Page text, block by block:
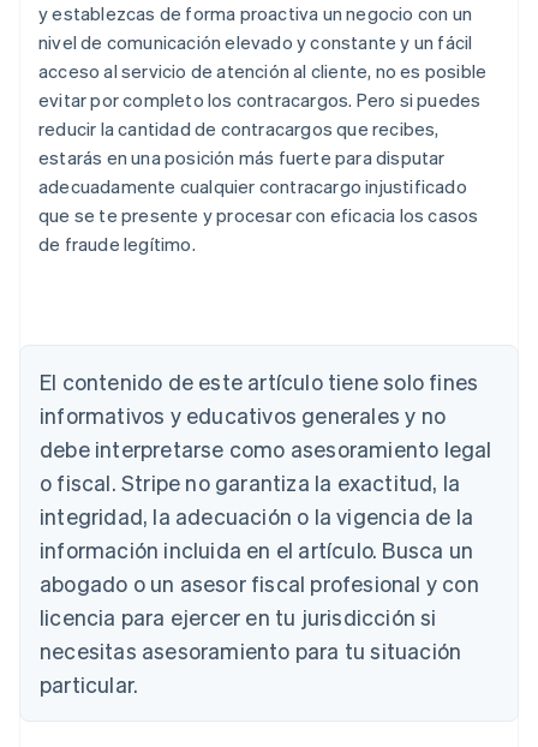
y establezcas de forma proactiva un negocio con un
nivel de comunicación elevado y constante y un fácil
acceso al servicio de atención al cliente, no es posible
evitar por completo los contracargos. Pero si puedes
reducir la cantidad de contracargos que recibes,
estarás en una posición más fuerte para disputar
adecuadamente cualquier contracargo injustificado
que se te presente y procesar con eficacia los casos
de fraude legítimo.
El contenido de este artículo tiene solo fines
informativos y educativos generales y no
debe interpretarse como asesoramiento legal
o fiscal. Stripe no garantiza la exactitud, la
integridad, la adecuación o la vigencia de la
información incluida en el artículo. Busca un
abogado o un asesor fiscal profesional y con
licencia para ejercer en tu jurisdicción si
necesitas asesoramiento para tu situación
particular.
Alemania
Australia
English
NederlandsFrançaisDeutschEnglish
Brasil
Bulgaria
English
Canadá
EnglishFrançais
China continental
English
Chipre
English
Croacia
Dinamarca
English